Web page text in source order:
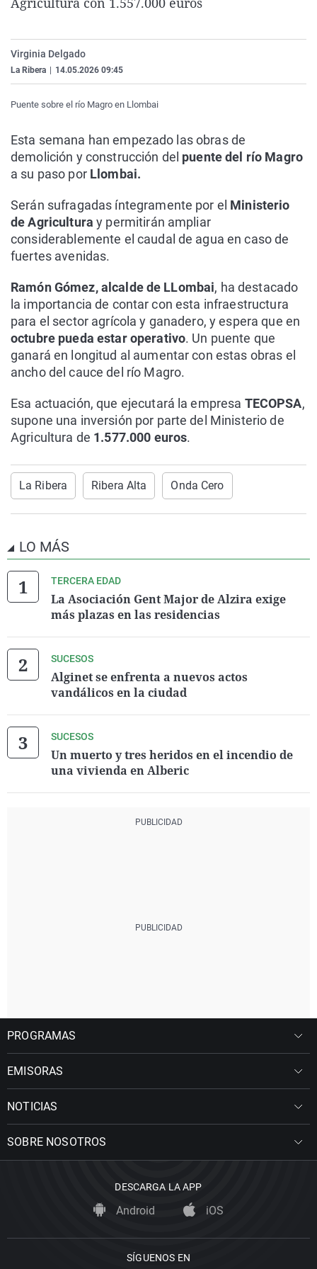
Gente viajera
Retornados
Operación Viuda
Galicia
Navarra
Televisión
Virginia Delgado
La Ribera 14.05.2026 09:45
Puente sobre el río Magro en Llombai
Esta semana han empezado las obras de
demolición y construcción del puente del río Magro
a su paso por Llombai.
Serán sufragadas íntegramente por el Ministerio
de Agricultura y permitirán ampliar
considerablemente el caudal de agua en caso de
fuertes avenidas.
Ramón Gómez, alcalde de LLombai, ha destacado
la importancia de contar con esta infraestructura
para el sector agrícola y ganadero, y espera que en
octubre pueda estar operativo. Un puente que
ganará en longitud al aumentar con estas obras el
ancho del cauce del río Magro.
Esa actuación, que ejecutará la empresa TECOPSA,
supone una inversión por parte del Ministerio de
Agricultura de 1.577.000 euros.
La Ribera Ribera Alta Onda Cero
LO MÁS
TERCERA EDAD
La Asociación Gent Major de Alzira exige
más plazas en las residencias
SUCESOS
Alginet se enfrenta a nuevos actos
vandálicos en la ciudad
SUCESOS
Un muerto y tres heridos en el incendio de
una vivienda en Alberic
PROGRAMAS
EMISORAS
NOTICIAS
SOBRE NOSOTROS
DESCARGA LA APP
Android iOS
SÍGUENOS EN